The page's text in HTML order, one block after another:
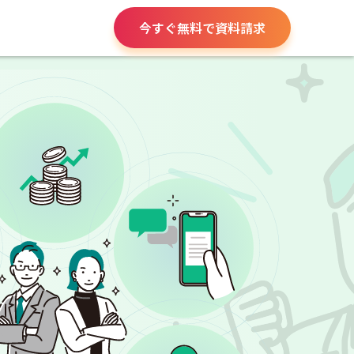
今すぐ無料で資料請求
請求書や領収書